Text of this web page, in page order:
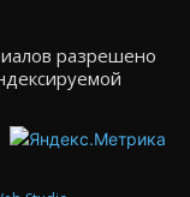
разрешено